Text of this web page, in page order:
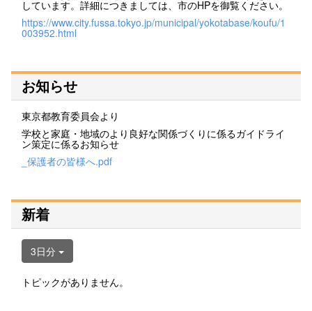
しています。詳細につきましては、市のHPを御覧ください。
https://www.city.fussa.tokyo.jp/municipal/yokotabase/koufu/1
003952.html
お知らせ
東京都教育委員会より
学校と家庭・地域のより良好な関係づくりに係るガイドライ
ン策定に係るお知らせ
_保護者の皆様へ.pdf
新着
3日分
トピックがありません。